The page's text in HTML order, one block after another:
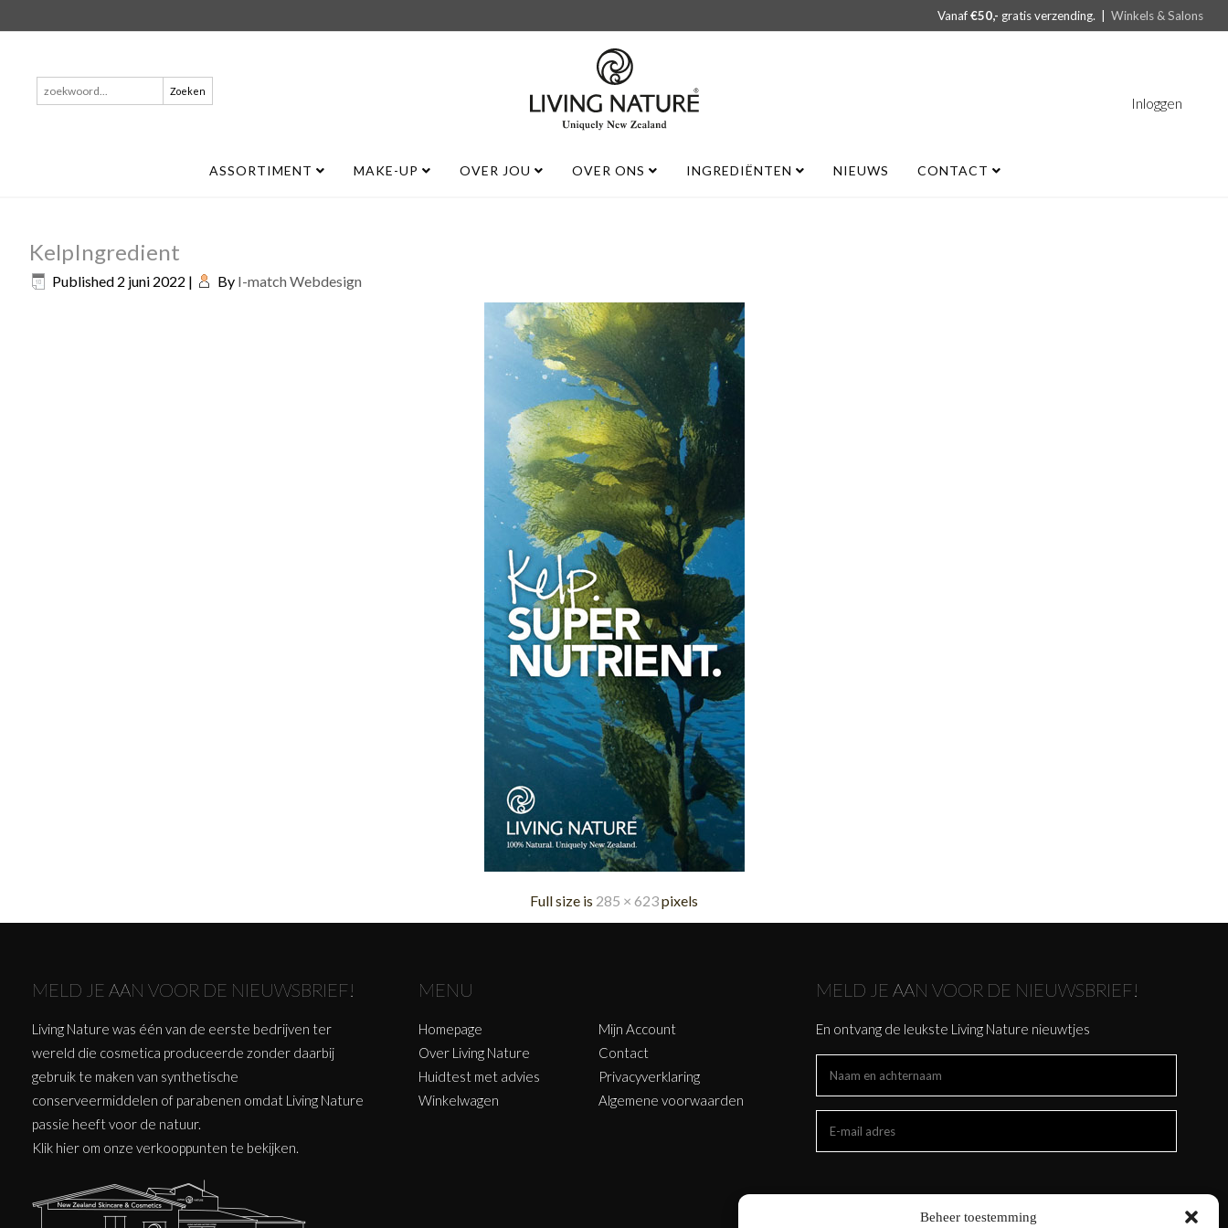
Beheer toestemming
Vanaf€50,- gratis verzending. |Winkels & Salons
Inloggen
Zoeken
naar:
ASSORTIMENT MAKE-UP OVER JOU OVER ONS INGREDIËNTEN NIEUWS CONTACT
KelpIngredient
Published 2 juni 2022 | By I-match Webdesign
Full size is 285 × 623pixels
MELD JE AAN VOOR DE NIEUWSBRIEF!
Living Nature was één van de eerste bedrijven ter
wereld die cosmetica produceerde zonder daarbij
gebruik te maken van synthetische
conserveermiddelen of parabenen omdat Living Nature
passie heeft voor de natuur.
Klik hier om onze verkooppunten te bekijken.
MENU
Homepage
Over Living Nature
Huidtest met advies
Winkelwagen
Mijn Account
Contact
Privacyverklaring
Algemene voorwaarden
MELD JE AAN VOOR DE NIEUWSBRIEF!
En ontvang de leukste Living Nature nieuwtjes